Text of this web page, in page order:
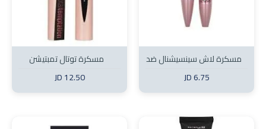
مسكرة لاش سينسيشنال ضد
6.75 JD
مسكرة توتال تمبتيشن
12.50 JD